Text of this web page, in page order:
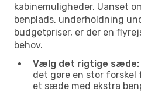
kabinemuligheder. Uanset
benplads, underholdning
budgetpriser, er der en
behov.
Vælg det rigtige sæde:
det gøre en stor
et sæde med ekstra